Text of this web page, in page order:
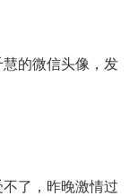
的微信头像，发
了，昨晚激情过